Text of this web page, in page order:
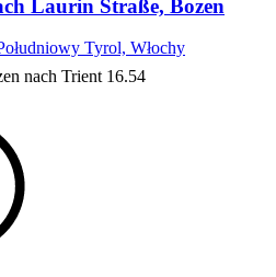
Laurin Straße, Bozen
Tyrol, Włochy
nach Trient 16.54